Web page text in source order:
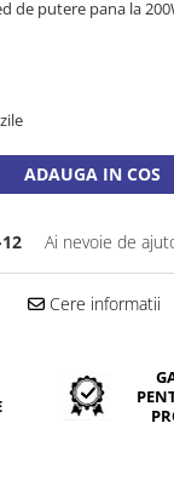
de putere pana la
ADAUGA IN COS
Ai nevoie de
Cere informatii